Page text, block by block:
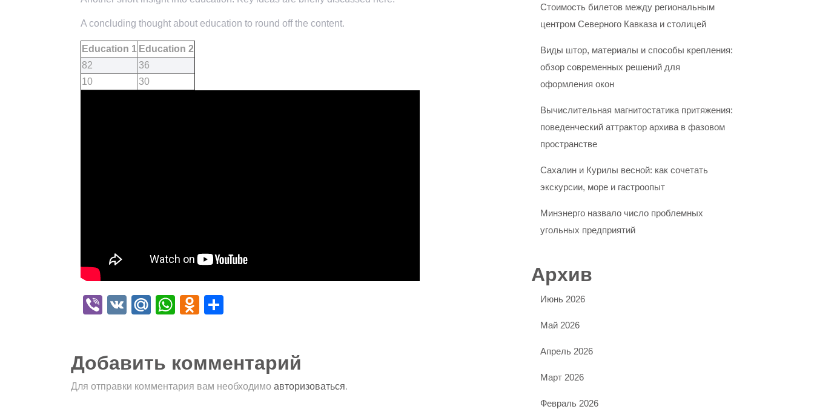
A concluding thought about education to round off the content.
Education 1 Education 2
82
36
10
30
Viber
VK Mail.Ru
WhatsApp
Odnoklassniki
Добавить комментарий
Для отправки комментария вам необходимо авторизоваться.
Стоимость билетов между региональным
центром Северного Кавказа и столицей
Виды штор, материалы и способы крепления:
обзор современных решений для
оформления окон
Вычислительная магнитостатика притяжения:
поведенческий аттрактор архива в фазовом
пространстве
Сахалин и Курилы весной: как сочетать
экскурсии, море и гастроопыт
Минэнерго назвало число проблемных
угольных предприятий
Архив
Июнь 2026
Май 2026
Апрель 2026
Март 2026
Февраль 2026